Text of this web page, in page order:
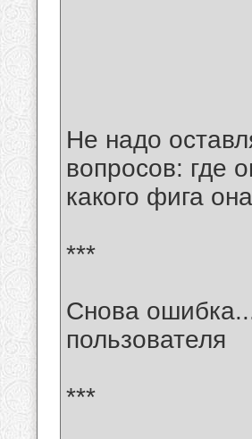
Не надо
вопросов: где
какого фига
***
Снова
пользователя
***